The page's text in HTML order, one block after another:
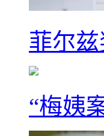
菲尔
“梅姨